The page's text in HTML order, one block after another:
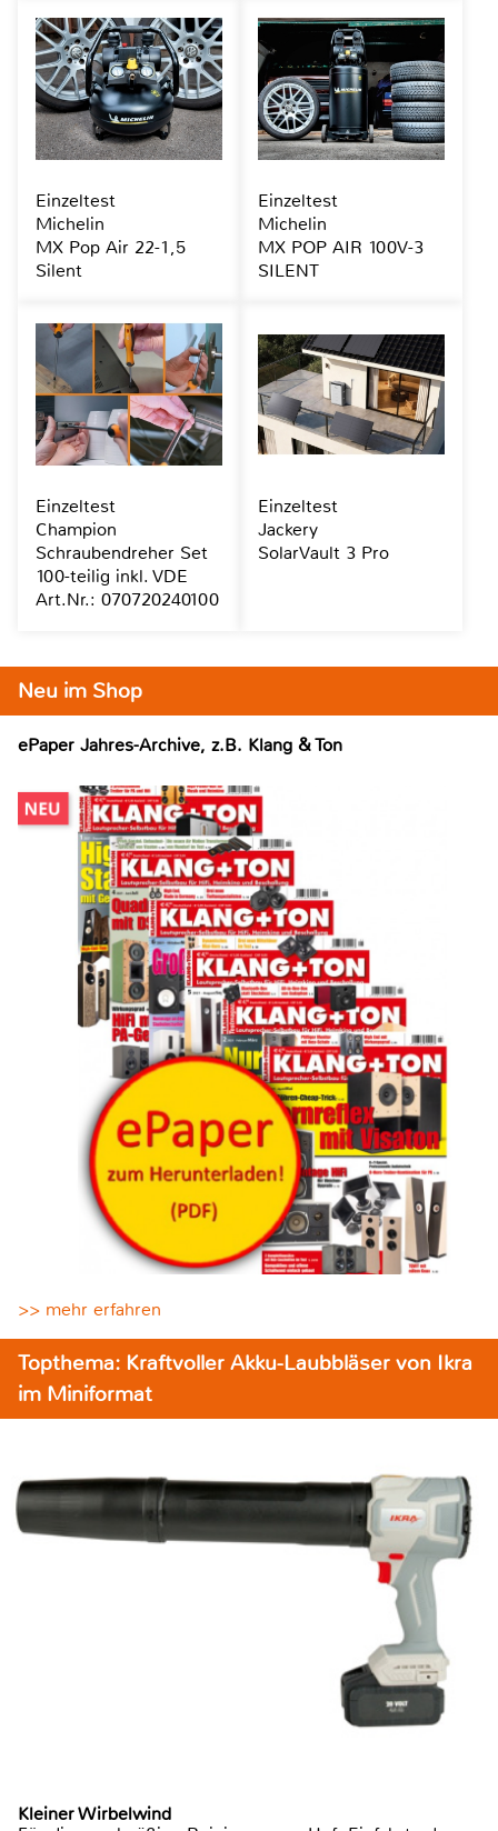
Neu im Shop
ePaper Jahres-Archive, z.B. Klang & Ton
>> mehr erfahren
Topthema: Kraftvoller Akku-Laubbläser von Ikra
im Miniformat
Kleiner Wirbelwind
Einzeltest
Michelin
MX Pop Air 22-1,5
Silent
Einzeltest
Michelin
MX POP AIR 100V-3
SILENT
Einzeltest
Champion
Schraubendreher Set
100-teilig inkl. VDE
Art.Nr.: 070720240100
Einzeltest
Jackery
SolarVault 3 Pro